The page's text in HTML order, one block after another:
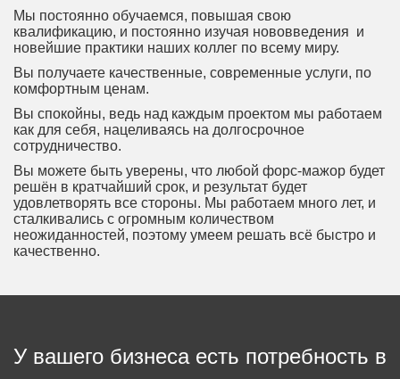
Мы постоянно обучаемся, повышая свою
квалификацию, и постоянно изучая нововведения и
новейшие практики наших коллег по всему миру.
Вы получаете качественные, современные услуги, по
комфортным ценам.
Вы спокойны, ведь над каждым проектом мы работаем
как для себя, нацеливаясь на долгосрочное
сотрудничество.
Вы можете быть уверены, что любой форс-мажор будет
решён в кратчайший срок, и результат будет
удовлетворять все стороны. Мы работаем много лет, и
сталкивались с огромным количеством
неожиданностей, поэтому умеем решать всё быстро и
качественно.
У вашего бизнеса есть потребность в